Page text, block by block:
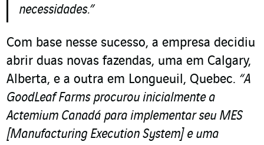
necessidades.”
Com base nesse sucesso, a empresa decidiu
abrir duas novas fazendas, uma em Calgary,
Alberta, e a outra em Longueuil, Quebec. “A
GoodLeaf Farms procurou inicialmente a
Actemium Canadá para implementar seu MES
[Manufacturing Execution System] e uma